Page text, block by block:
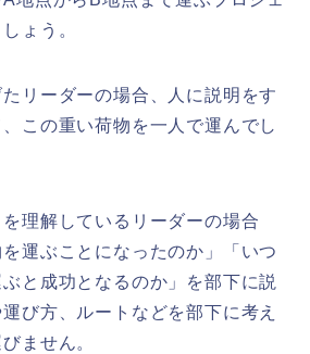
ょう。
リーダーの場合、人に説明をす
この重い荷物を一人で運んでし
理解しているリーダーの場合
運ぶことになったのか」「いつ
と成功となるのか」を部下に説
び方、ルートなどを部下に考え
ません。